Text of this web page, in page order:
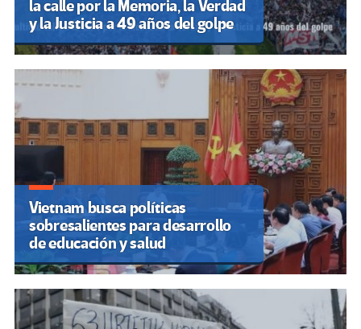
la calle por la Memoria, la Verdad
y la Justicia a 49 años del golpe
Vietnam busca políticas
sobresalientes para desarrollo
de educación y salud